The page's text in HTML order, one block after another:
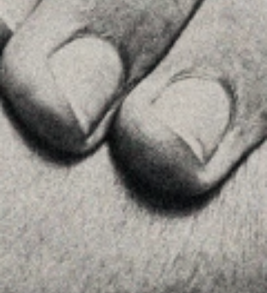
Veure a Google Maps
Príncipe de Vergara, 108 , 5ª planta
28002 , Madrid
+34 915759925
Veure a Google Maps
MENU
Inici
La Firma
Equipo
Assessorament